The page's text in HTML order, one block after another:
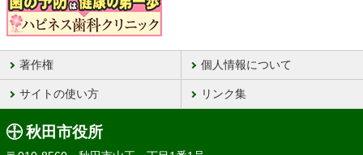
著作権 個人情報について
サイトの使い方 リンク集
秋田市役所